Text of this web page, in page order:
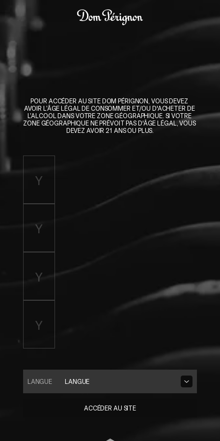
POUR ACCÉDER AU SITE DOM PÉRIGNON, VOUS DEVEZ
AVOIR L’ÂGE LÉGAL DE CONSOMMER ET/OU D'ACHETER DE
L’ALCOOL DANS VOTRE ZONE GÉOGRAPHIQUE. SI VOTRE
ZONE GÉOGRAPHIQUE NE PRÉVOIT PAS D'ÂGE LÉGAL, VOUS
DEVEZ AVOIR 21 ANS OU PLUS.
LANGUE
LANGUE
ACCÉDER AU SITE